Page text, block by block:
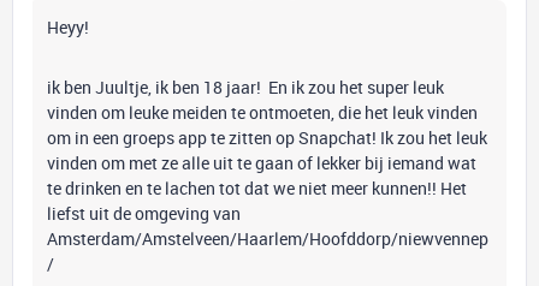
Heyy!
ik ben Juultje, ik ben 18 jaar! En ik zou het super leuk
vinden om leuke meiden te ontmoeten, die het leuk vinden
om in een groeps app te zitten op Snapchat! Ik zou het leuk
vinden om met ze alle uit te gaan of lekker bij iemand wat
te drinken en te lachen tot dat we niet meer kunnen!! Het
liefst uit de omgeving van
Amsterdam/Amstelveen/Haarlem/Hoofddorp/niewvennep
/